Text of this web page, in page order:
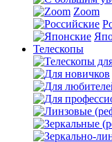
Zoom
Телескопы